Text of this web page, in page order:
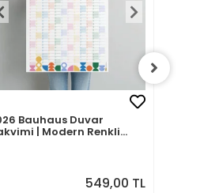
Bauhaus Duvar
| Modern Renkli
549,00 TL